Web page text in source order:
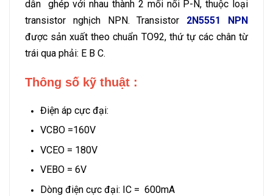
dẫn ghép với nhau thành 2 mối nối P-N, thuộc loại
transistor nghịch NPN. Transistor 2N5551 NPN
được sản xuất theo chuẩn TO92, thứ tự các chân từ
trái qua phải: E B C.
Thông số kỹ thuật :
Điện áp cực đại:
VCBO =160V
VCEO = 180V
VEBO = 6V
Dòng điện cực đại: IC = 600mA